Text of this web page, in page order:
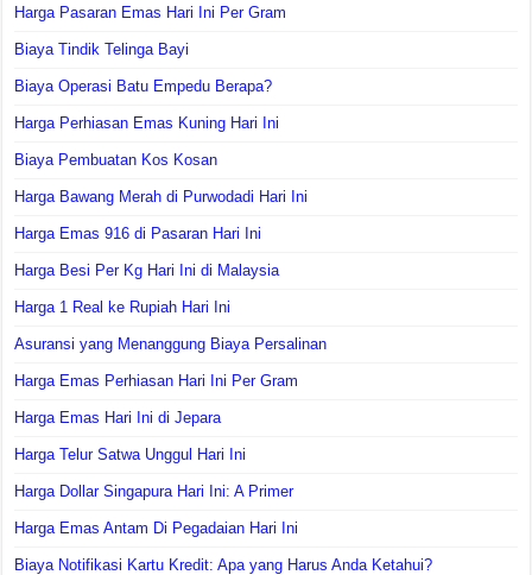
Harga Pasaran Emas Hari Ini Per Gram
Biaya Tindik Telinga Bayi
Biaya Operasi Batu Empedu Berapa?
Harga Perhiasan Emas Kuning Hari Ini
Biaya Pembuatan Kos Kosan
Harga Bawang Merah di Purwodadi Hari Ini
Harga Emas 916 di Pasaran Hari Ini
Harga Besi Per Kg Hari Ini di Malaysia
Harga 1 Real ke Rupiah Hari Ini
Asuransi yang Menanggung Biaya Persalinan
Harga Emas Perhiasan Hari Ini Per Gram
Harga Emas Hari Ini di Jepara
Harga Telur Satwa Unggul Hari Ini
Harga Dollar Singapura Hari Ini: A Primer
Harga Emas Antam Di Pegadaian Hari Ini
Biaya Notifikasi Kartu Kredit: Apa yang Harus Anda Ketahui?